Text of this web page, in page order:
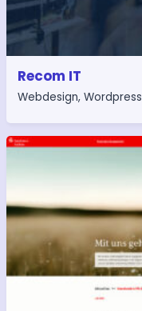
Recom IT
Webdesign, Wordpress